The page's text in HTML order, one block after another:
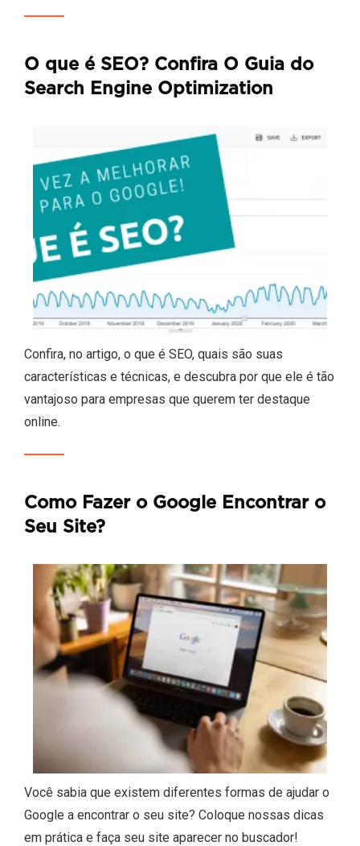
O que é SEO? Confira O Guia do
Search Engine Optimization
Confira, no artigo, o que é SEO, quais são suas
características e técnicas, e descubra por que ele é tão
vantajoso para empresas que querem ter destaque
online.
Como Fazer o Google Encontrar o
Seu Site?
Você sabia que existem diferentes formas de ajudar o
Google a encontrar o seu site? Coloque nossas dicas
em prática e faça seu site aparecer no buscador!